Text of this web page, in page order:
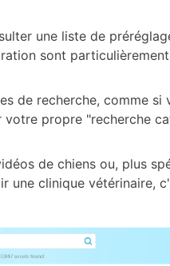
une liste de
sont
de recherche, comme si
propre "recherche
de chiens ou, plus
une clinique vétérinaire,